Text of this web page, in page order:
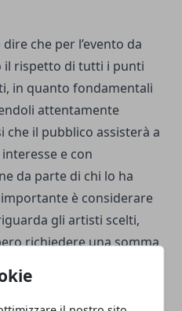
che per l’evento da
il rispetto di tutti i punti
in quanto fondamentali
attentamente
il pubblico assisterà a
e con
da parte di chi lo ha
è considerare
gli artisti scelti,
richiedere una somma
dei prezzi